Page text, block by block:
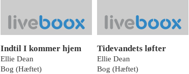
Indtil I kommer hjem
Ellie Dean
Bog (Hæftet)
Tidevandets løfter
Ellie Dean
Bog (Hæftet)